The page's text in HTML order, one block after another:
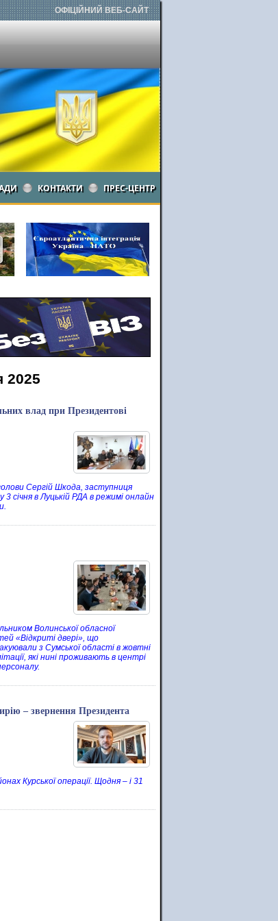
ОФІЦІЙНИЙ ВЕБ-САЙТ
КОНТАКТИ ПРЕС-ЦЕНТР
2025
влад при Президентові
Сергій Шкода, заступниця
3 січня в Луцькій РДА в режимі онлайн
Волинської обласної
«Відкриті двері», що
з Сумської області в жовтні
які нині проживають в центрі
– звернення Президента
Курської операції. Щодня – і 31